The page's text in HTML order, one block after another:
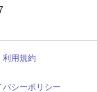
利用規約
バシーポリシー